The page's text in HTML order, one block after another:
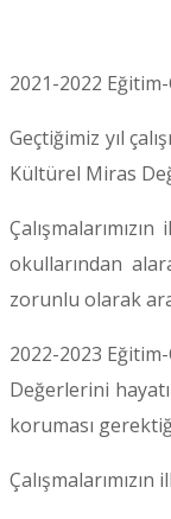
2021-2022
Geçtiğimiz yıl
Kültürel Miras
okullarından
zorunlu olarak
2022-2023
Değerlerini
koruması